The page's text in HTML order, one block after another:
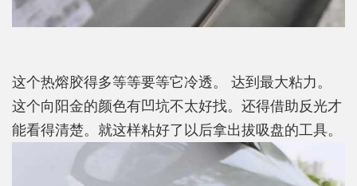
这个热熔胶得多等等要等它冷透。 达到最大粘力。
这个向阳金的颜色有凹坑不太好找。还得借助反光才
能看得清楚。就这样粘好了以后拿出拔吸盘的工具。